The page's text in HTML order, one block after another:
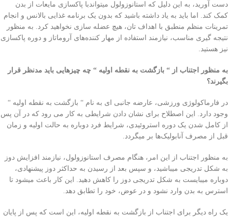
دست آورید، به این دلیل که استانوزولول میتواندبا پاکسازی مایعات از بدن
کمک کند. اما باید به یاد داشته باشید که بدون یک برنامه غذایی بالانس و انجام
تمرینات منظم منطبق با اهداف تان، هیچ عضله سازی نخواهید کرد. به منظور
نتیجه گیری مناسب، نیازمند استفاده از مهار کننده‌های آروماتاز و دوره پاکسازی
نیز هستید.
به منظور اجتناب از “ بازگشت به نقطه اولیه “ چه چیزهایی باید مدنظر قرار
بگیرند؟
در فارماکولوژی ورزشی، عارضه جانبی ای به نام “ بازگشت به نقطه اولیه “
وجود دارد. این اصطلاح برای نشان دادن شرایطی به کار می رود که در آن پس
از کامل شدن یک دوره استروئیدی، شرایط فرد دوباره به حالت اولیه و زمان
قبل از مصرف آنابولیک‌ها بر میگردد.
به منظور اجتناب از این امر، هنگام مصرف استانوزولول، نیازمند افزایش دوز
به شکل تدریجی‌ میباشید، و سپس بعد از رسیدن به حداکثر دوز پیشنهادی،
دوباره میبایست به شکل تدریجی‌ دوز را کاهش دهید. این کار باعث میشود تا
استرس به بدن وارد نشود و در عوض، خود را تطابق دهد.
یک راه دیگر برای اجتناب از بازگشت به نقطه اولیه، این است که پس از پایان